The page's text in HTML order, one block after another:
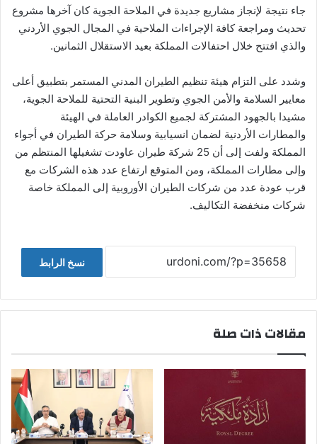
جاء نتيجة لإنجاز مشاريع جديدة في الملاحة الجوية كان آخرها مشروع
تحديث ومراجعة كافة الإجراءات الملاحية في المجال الجوي الأردني
والذي افتتح خلال احتفالات المملكة بعيد الاستقلال الثمانين.
وشدد على التزام هيئة تنظيم الطيران المدني المستمر بتطبيق أعلى
معايير السلامة والأمن الجوي وتطوير البنية التحتية للملاحة الجوية،
مشيدا بالجهود المشتركة لجميع الكوادر العاملة في الهيئة
والمطارات الأردنية لضمان انسيابية وسلامة حركة الطيران في أجواء
المملكة ولفت إلى أن 25 شركة طيران عاودت تشغيلها المنتظم من
وإلى مطارات المملكة، ومن المتوقع ارتفاع عدد هذه الشركات مع
قرب عودة عدد من شركات الطيران الأوروبية إلى المملكة خاصة
شركات منخفضة التكاليف.
نسخ الرابط
مقالات ذات صلة